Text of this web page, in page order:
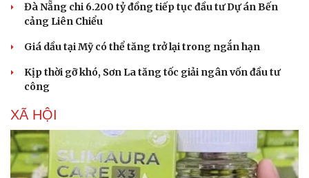
Đà Nẵng chi 6.200 tỷ đồng tiếp tục đầu tư Dự án Bến
cảng Liên Chiểu
Giá dầu tại Mỹ có thể tăng trở lại trong ngắn hạn
Kịp thời gỡ khó, Sơn La tăng tốc giải ngân vốn đầu tư
công
XÃ HỘI